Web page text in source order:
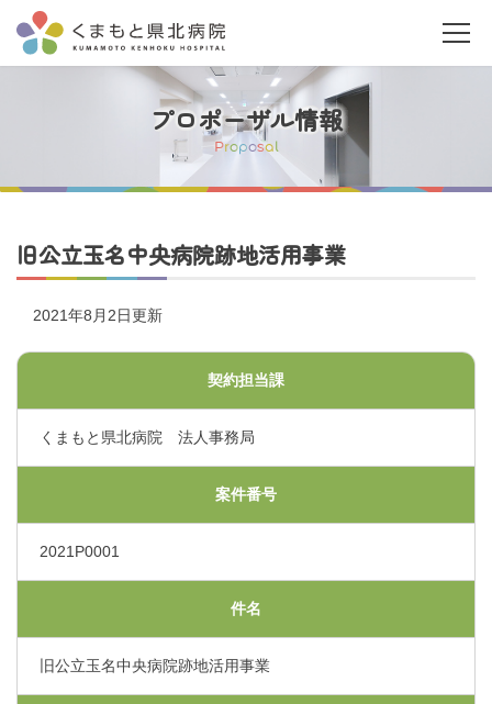
プロポーザル情報
Proposal
旧公立玉名中央病院跡地活用事業
2021年8月2日更新
契約担当課
くまもと県北病院 法人事務局
案件番号
2021P0001
件名
旧公立玉名中央病院跡地活用事業
当院について
ご利用の皆さまへ
医療関係者の皆さまへ
交通アクセス
採用情報
お問い合わせ